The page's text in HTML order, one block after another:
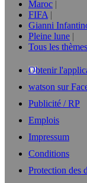
Maroc
FIFA
Gianni
Pleine lune
Tous les thèmes
Obtenir
watson sur
Publicité / RP
Emplois
Impressum
Conditions
Protection des